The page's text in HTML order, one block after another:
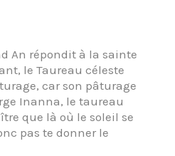
An répondit à la sainte
le Taureau céleste
car son pâturage
Inanna, le taureau
que là où le soleil se
pas te donner le